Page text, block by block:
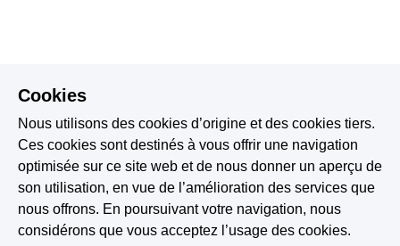
Cookies
Nous utilisons des cookies d’origine et des cookies tiers.
Ces cookies sont destinés à vous offrir une navigation
optimisée sur ce site web et de nous donner un aperçu de
son utilisation, en vue de l’amélioration des services que
nous offrons. En poursuivant votre navigation, nous
considérons que vous acceptez l’usage des cookies.